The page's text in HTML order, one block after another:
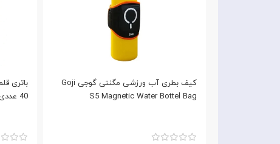
40 عددی
کیف بطری آب ورزشی مگنتی گوجی Goji
S5 Magnetic Water Bottel Bag